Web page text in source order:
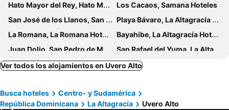
Hato Mayor del Rey, Hato Mayor Hoteles
Los Cacaos, Samana Hoteles
San José de los Llanos, San Pedro de Marcorís Hoteles
Playa Bávaro, La Altagracía Hoteles
La Romana, La Romana Hoteles
Bayahibe, La Altagracía Hoteles
Juan Dolio, San Pedro de Marcorís Hoteles
San Rafael del Yuma, La Altagracía Hoteles
Higüey, La Altagracía Hoteles
San Pedro de Macoris, San Pedro de Marcorís Hoteles
Las Terrenas, Samana Hoteles
Puerto Plata, Puerto Plata Hoteles
Ver todos los alojamientos en Uvero Alto
Busca hoteles
Centro- y Sudamérica
República Dominicana
La Altagracía Uvero Alto